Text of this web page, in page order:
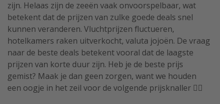
zijn. Helaas zijn de zeeën vaak onvoorspelbaar, wat
betekent dat de prijzen van zulke goede deals snel
kunnen veranderen. Vluchtprijzen fluctueren,
hotelkamers raken uitverkocht, valuta jojoën. De vraag
naar de beste deals betekent vooral dat de laagste
prijzen van korte duur zijn. Heb je de beste prijs
gemist? Maak je dan geen zorgen, want we houden
een oogje in het zeil voor de volgende prijsknaller 🏴‍☠️